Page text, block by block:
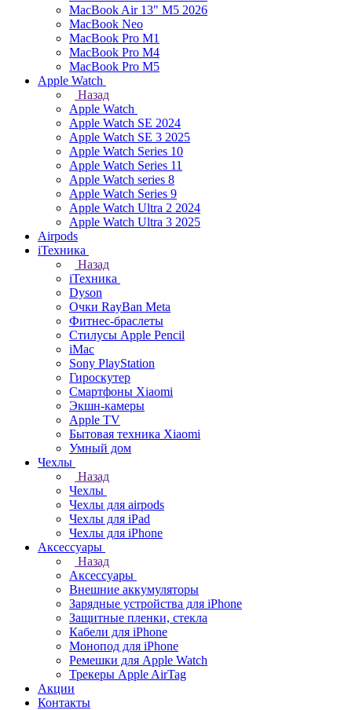
MacBook Air 13" М5 2026
MacBook Neo
MacBook Pro M1
MacBook Pro M4
MacBook Pro M5
Apple Watch
Назад
Apple Watch
Apple Watch SE 2024
Apple Watch SE 3 2025
Apple Watch Series 10
Apple Watch Series 11
Apple Watch series 8
Apple Watch Series 9
Apple Watch Ultra 2 2024
Apple Watch Ultra 3 2025
Airpods
iТехника
Назад
iТехника
Dyson
Очки RayBan Meta
Фитнес-браслеты
Стилусы Apple Pencil
iMac
Sony PlayStation
Гироскутер
Смартфоны Xiaomi
Экшн-камеры
Apple TV
Бытовая техника Xiaomi
Умный дом
Чехлы
Назад
Чехлы
Чехлы для airpods
Чехлы для iPad
Чехлы для iPhone
Аксессуары
Назад
Аксессуары
Внешние аккумуляторы
Зарядные устройства для iPhone
Защитные пленки, стекла
Кабели для iPhone
Монопод для iPhone
Ремешки для Apple Watch
Трекеры Apple AirTag
Акции
Контакты